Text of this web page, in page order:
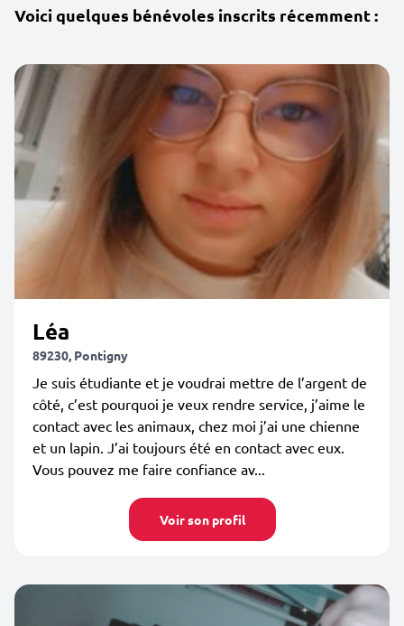
Voici quelques bénévoles inscrits récemment :
Léa
89230, Pontigny
Je suis étudiante et je voudrai mettre de l’argent de
côté, c’est pourquoi je veux rendre service, j’aime le
contact avec les animaux, chez moi j’ai une chienne
et un lapin. J’ai toujours été en contact avec eux.
Vous pouvez me faire confiance av...
Voir son profil